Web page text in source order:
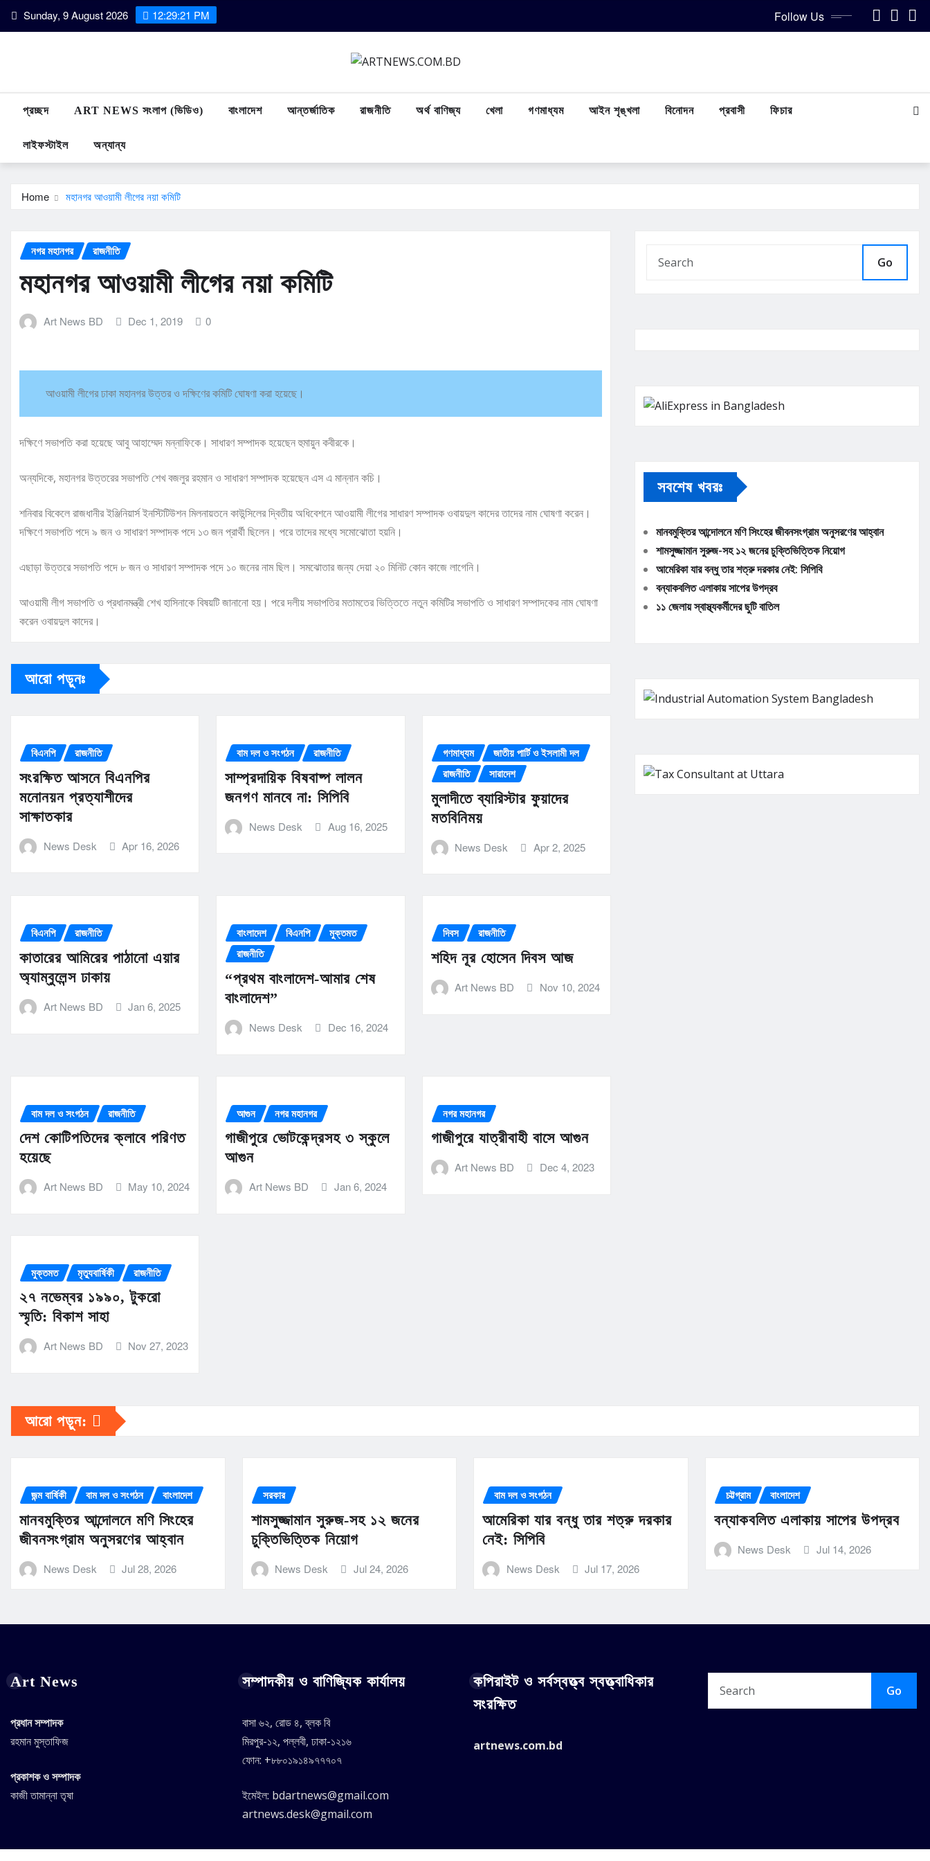
Skip Sunday, 9 August 2026 12:29:22 PM Follow Us
প্রচ্ছদ ART NEWS সংলাপ (ভিডিও) বাংলাদেশ আন্তর্জাতিক রাজনীতি অর্থ বাণিজ্য খেলা গণমাধ্যম আইন শৃঙ্খলা বিনোদন প্রবাসী ফিচার
লাইফস্টাইল অন্যান্য
Home মহানগর আওয়ামী লীগের নয়া কমিটি
নগর মহানগর রাজনীতি
মহানগর আওয়ামী লীগের নয়া কমিটি
Art News BD Dec 1, 2019 0
আওয়ামী লীগের ঢাকা মহানগর উত্তর ও দক্ষিণের কমিটি ঘোষণা করা হয়েছে।
দক্ষিণে সভাপতি করা হয়েছে আবু আহাম্মেদ মন্নাফিকে। সাধারণ সম্পাদক হয়েছেন হুমায়ুন কবীরকে।
অন্যদিকে, মহানগর উত্তরের সভাপতি শেখ বজলুর রহমান ও সাধারণ সম্পাদক হয়েছেন এস এ মান্নান কচি।
শনিবার বিকেলে রাজধানীর ইঞ্জিনিয়ার্স ইনস্টিটিউশন মিলনায়তনে কাউন্সিলের দ্বিতীয় অধিবেশনে আওয়ামী লীগের সাধারণ সম্পাদক ওবায়দুল কাদের তাদের নাম ঘোষণা করেন।
দক্ষিণে সভাপতি পদে ৯ জন ও সাধারণ সম্পাদক পদে ১৩ জন প্রার্থী ছিলেন। পরে তাদের মধ্যে সমোঝোতা হয়নি।
এছাড়া উত্তরে সভাপতি পদে ৮ জন ও সাধারণ সম্পাদক পদে ১০ জনের নাম ছিল। সমঝোতার জন্য দেয়া ২০ মিনিট কোন কাজে লাগেনি।
আওয়ামী লীগ সভাপতি ও প্রধানমন্ত্রী শেখ হাসিনাকে বিষয়টি জানানো হয়। পরে দলীয় সভাপতির মতামতের ভিত্তিতে নতুন কমিটির সভাপতি ও সাধারণ সম্পাদকের নাম ঘোষণা
করেন ওবায়দুল কাদের।
আরো পড়ুনঃ
বিএনপি রাজনীতি
সংরক্ষিত আসনে বিএনপির
মনোনয়ন প্রত্যাশীদের
সাক্ষাতকার
News Desk Apr 16, 2026
বাম দল ও সংগঠন রাজনীতি
সাম্প্রদায়িক বিষবাষ্প লালন
জনগণ মানবে না: সিপিবি
News Desk Aug 16, 2025
গণমাধ্যম
জাতীয় পার্টি ও ইসলামী দল
রাজনীতি
সারাদেশ
মুলাদীতে ব্যারিস্টার ফুয়াদের
মতবিনিময়
News Desk Apr 2, 2025
বিএনপি রাজনীতি
কাতারের আমিরের পাঠানো এয়ার
অ্যাম্বুলেন্স ঢাকায়
Art News BD Jan 6, 2025
বাংলাদেশ বিএনপি
মুক্তমত
রাজনীতি
“প্রথম বাংলাদেশ-আমার শেষ
বাংলাদেশ”
News Desk Dec 16, 2024
দিবস রাজনীতি
শহিদ নূর হোসেন দিবস আজ
Art News BD Nov 10, 2024
বাম দল ও সংগঠন রাজনীতি
দেশ কোটিপতিদের ক্লাবে পরিণত
হয়েছে
Art News BD May 10, 2024
আগুন নগর মহানগর
গাজীপুরে ভোটকেন্দ্রসহ ৩ স্কুলে
আগুন
Art News BD Jan 6, 2024
নগর মহানগর
গাজীপুরে যাত্রীবাহী বাসে আগুন
Art News BD Dec 4, 2023
মুক্তমত মৃত্যুবার্ষিকী রাজনীতি
২৭ নভেম্বর ১৯৯০, টুকরো
স্মৃতি: বিকাশ সাহা
Art News BD Nov 27, 2023
Go
সবশেষ খবরঃ
মানবমুক্তির আন্দোলনে মণি সিংহের জীবনসংগ্রাম অনুসরণের আহ্বান
শামসুজ্জামান সুরুজ-সহ ১২ জনের চুক্তিভিত্তিক নিয়োগ
আমেরিকা যার বন্ধু তার শত্রু দরকার নেই: সিপিবি
বন্যাকবলিত এলাকায় সাপের উপদ্রব
১১ জেলায় স্বাস্থ্যকর্মীদের ছুটি বাতিল
আরো পড়ুন:
জন্ম বার্ষিকী বাম দল ও সংগঠন বাংলাদেশ
মানবমুক্তির আন্দোলনে মণি সিংহের
জীবনসংগ্রাম অনুসরণের আহ্বান
News Desk Jul 28, 2026
সরকার
শামসুজ্জামান সুরুজ-সহ ১২ জনের
চুক্তিভিত্তিক নিয়োগ
News Desk Jul 24, 2026
বাম দল ও সংগঠন
আমেরিকা যার বন্ধু তার শত্রু দরকার
নেই: সিপিবি
News Desk Jul 17, 2026
চট্টগ্রাম বাংলাদেশ
বন্যাকবলিত এলাকায় সাপের উপদ্রব
News Desk Jul 14, 2026
Art News
প্রধান সম্পাদক
রহমান মুস্তাফিজ
প্রকাশক ও সম্পাদক
কাজী তামান্না তৃষা
সম্পাদকীয় ও বাণিজ্যিক কার্যালয়
বাসা ৬২, রোড ৪, ব্লক বি
মিরপুর-১২, পল্লবী, ঢাকা-১২১৬
ফোন: +৮৮০১৯১৪৯৭৭৭০৭
ইমেইল: bdartnews@gmail.com
artnews.desk@gmail.com
কপিরাইট ও সর্বস্বত্ত্ব স্বত্ত্বাধিকার
সংরক্ষিত
artnews.com.bd
Go